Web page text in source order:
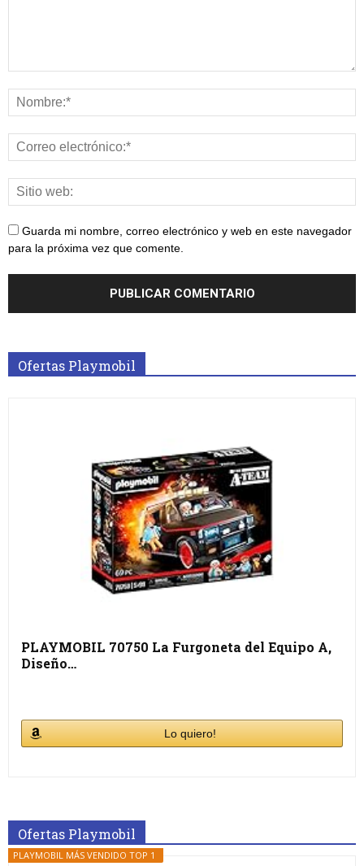
Guarda mi nombre, correo electrónico y web en este navegador
para la próxima vez que comente.
Ofertas Playmobil
PLAYMOBIL 70750 La Furgoneta del Equipo A,
Diseño…
Lo quiero!
Ofertas Playmobil
PLAYMOBIL MÁS VENDIDO TOP 1